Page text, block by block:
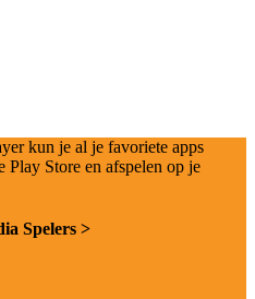
kun je al je favoriete apps
Store en afspelen op je
Spelers >